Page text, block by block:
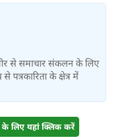
से समाचार संकलन के लिए
के क्षेत्र में
लिए यहां क्लिक करें